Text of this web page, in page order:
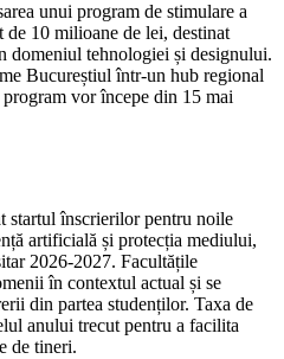
unui program de stimulare a
10 milioane de lei, destinat
domeniul tehnologiei și designului.
Bucureștiul într-un hub regional
vor începe din 15 mai
startul înscrierilor pentru noile
artificială și protecția mediului,
2026-2027. Facultățile
în contextul actual și se
din partea studenților. Taxa de
anului trecut pentru a facilita
de tineri.